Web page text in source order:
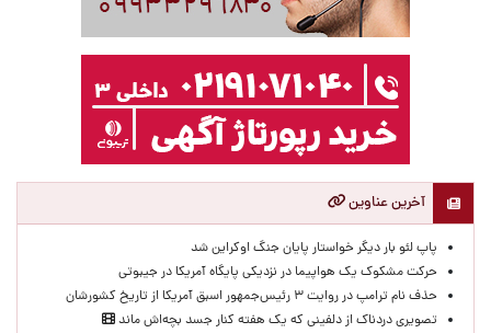
آخرین عناوین
پاپ لئو بار دیگر خواستار پایان جنگ اوکراین شد
حرکت مشکوک یک هواپیما در نزدیکی پایگاه آمریکا در جیبوتی
حذف نام ترامپ در روایت ۳ رئیس‌جمهور اسبق آمریکا از تاریخ کشورشان
تصویری دردناک از دلفینی که یک هفته کنار جسد بچه‌اش ماند